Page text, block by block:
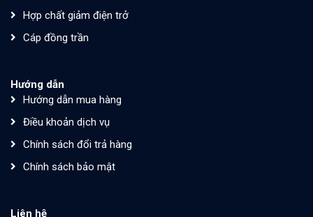
Hợp chất giảm điện trở
Cáp đồng trần
Hướng dẫn
Hướng dẫn mua hàng
Điều khoản dịch vụ
Chính sách đổi trả hàng
Chính sách bảo mật
Liên hệ